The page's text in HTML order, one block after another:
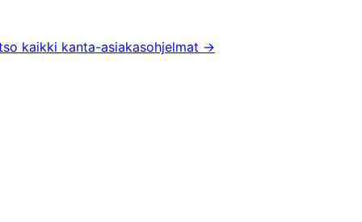
kaikki kanta-asiakasohjelmat →